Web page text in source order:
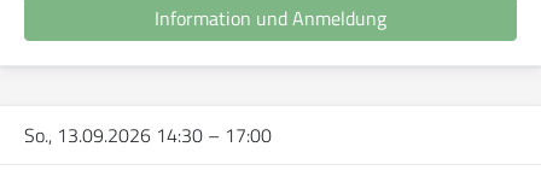
Information und Anmeldung
So., 13.09.2026 14:30 – 17:00